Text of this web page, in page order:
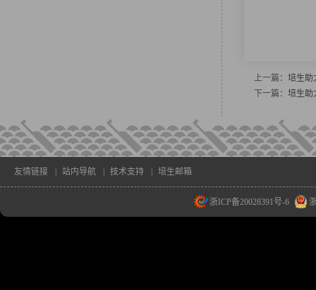
上一篇： 培生助
下一篇： 培生助
友情链接 站内导航 技术支持 培生邮箱
浙ICP备20028391号-6